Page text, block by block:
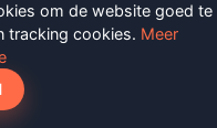
om de website goed te
tracking cookies. Meer